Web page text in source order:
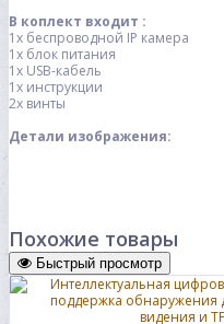
В коплект входит :
1x беспроводной IP камера
1x блок питания
1x USB-кабель
1x инструкции
2x винты
Детали изображения:
Похожие товары
Быстрый просмотр